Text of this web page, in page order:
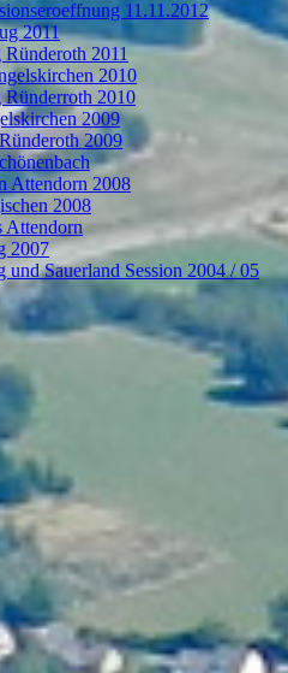
11.11.2012
2011
Ründeroth 2011
2010
Ründerroth 2010
2009
2009
Attendorn 2008
2008
Attendorn
2007
Sauerland Session 2004 / 05